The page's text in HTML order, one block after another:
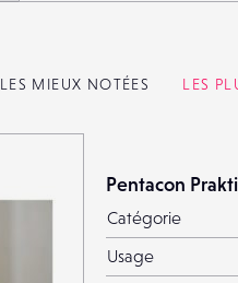
LES MIEUX NOTÉES LES
Pentacon
Catégorie
Usage